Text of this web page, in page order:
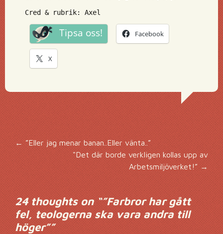
Cred & rubrik: Axel
Tipsa oss! Facebook
X
Inläggsnavigering
← ”Eller jag menar banan..Eller vänta..”
"Det där borde verkligen kollas upp av
Arbetsmiljöverket!”→
24 thoughts on “”Farbror har gått
fel, teologerna ska vara andra till
höger””